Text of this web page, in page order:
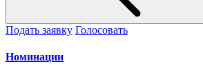
Подать заявку Голосовать
Номинации